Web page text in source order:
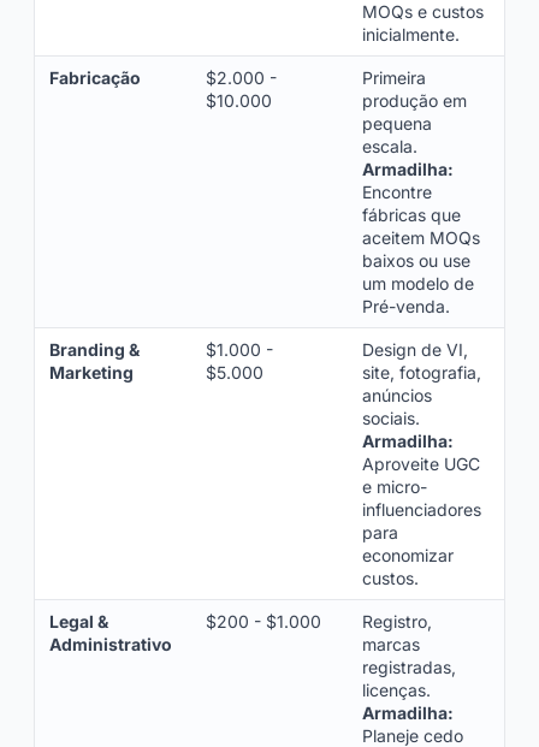
MOQs e custos
inicialmente.
Fabricação
$2.000 -
$10.000
Primeira
produção em
pequena
escala.
Armadilha:
Encontre
fábricas que
aceitem MOQs
baixos ou use
um modelo de
Pré-venda.
Branding &
Marketing
$1.000 -
$5.000
Design de VI,
site, fotografia,
anúncios
sociais.
Armadilha:
Aproveite UGC
e micro-
influenciadores
para
economizar
custos.
Legal &
Administrativo
$200 - $1.000
Registro,
marcas
registradas,
licenças.
Armadilha:
Planeje cedo